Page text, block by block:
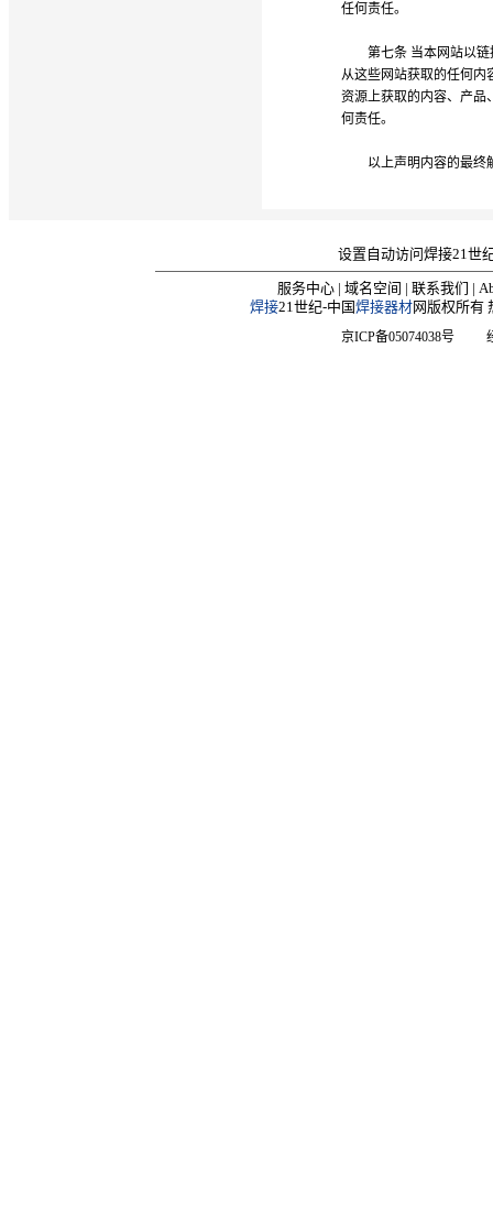
任何责任。
第七条 当本网站以链
从这些网站获取的任何内
资源上获取的内容、产品
何责任。
以上声明内容的最终解
设置自动访问焊接21世
服务中心| 域名空间 | 联系我们 |
焊接21世纪-中国焊接器材网版权所有
京ICP备05074038号